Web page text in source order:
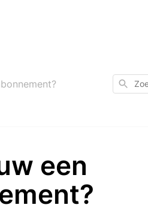
Zoeken
een